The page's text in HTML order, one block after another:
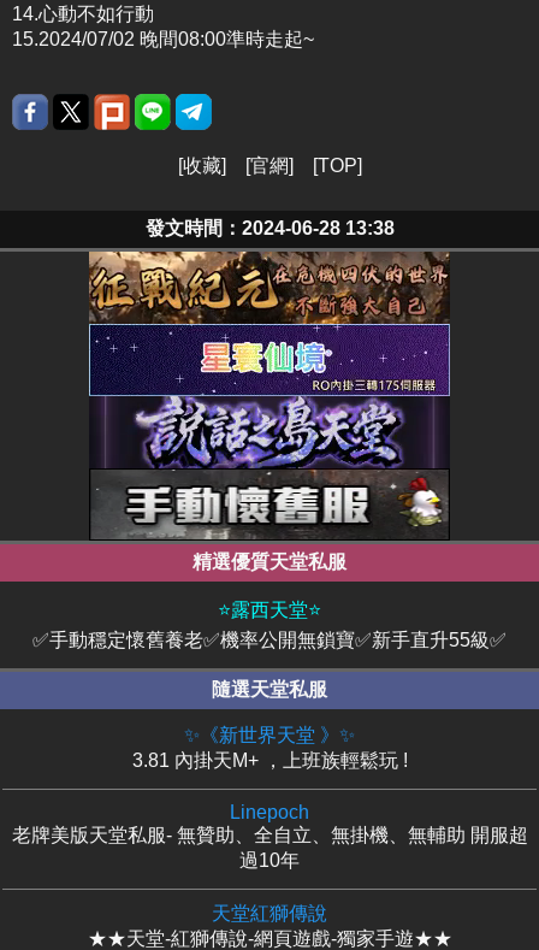
14.心動不如行動
15.2024/07/02 晚間08:00準時走起~
[收藏] [官網] [TOP]
發文時間：2024-06-28 13:38
精選優質天堂私服
⭐露西天堂⭐
✅手動穩定懷舊養老✅機率公開無鎖寶✅新手直升55級✅
隨選天堂私服
✨《新世界天堂 》✨
3.81 內掛天M+ ，上班族輕鬆玩 !
Linepoch
老牌美版天堂私服- 無贊助、全自立、無掛機、無輔助 開服超
過10年
天堂紅獅傳說
★★天堂-紅獅傳說-網頁遊戲-獨家手遊★★